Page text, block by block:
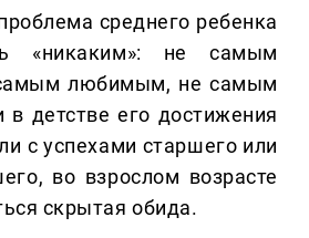
среднего ребенка
«никаким»: не самым
любимым, не самым
детстве его достижения
с успехами старшего или
во взрослом возрасте
скрытая обида.